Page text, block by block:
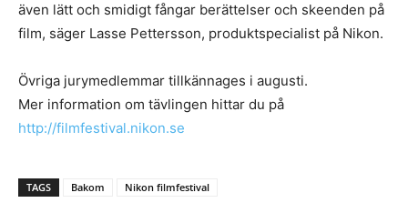
även lätt och smidigt fångar berättelser och skeenden på
film, säger Lasse Pettersson, produktspecialist på Nikon.
Övriga jurymedlemmar tillkännages i augusti.
Mer information om tävlingen hittar du på
http://filmfestival.nikon.se
TAGS Bakom Nikon filmfestival